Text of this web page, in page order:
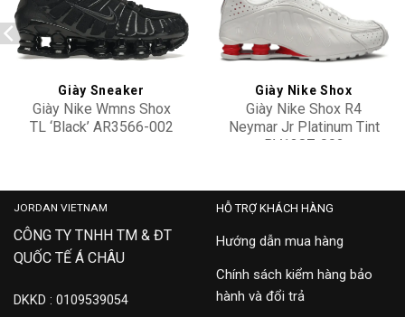
Add to
wishlist
Giày Sneaker
Giày Nike Wmns Shox
TL ‘Black’ AR3566-002
wishlist
Giày Nike Shox
Giày Nike Shox R4
Neymar Jr Platinum Tint
BV1387-002
JORDAN VIETNAM
CÔNG TY TNHH TM & ĐT
QUỐC TẾ Á CHÂU
DKKD : 0109539054
HỖ TRỢ KHÁCH HÀNG
Hướng dẫn mua hàng
Chính sách kiểm hàng bảo
hành và đổi trả